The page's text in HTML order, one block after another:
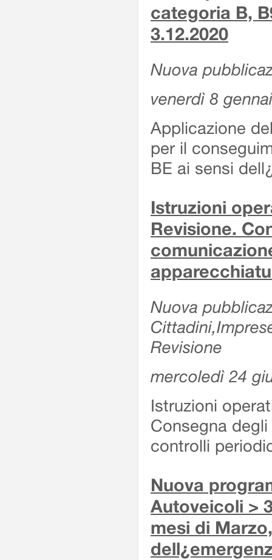
categoria B,
3.12.2020
Nuova
venerdì 8
Applicazione
per il
BE ai sensi
Istruzioni
Revisione.
Nuova
Revisione
mercoledì 24
Istruzioni
Consegna
controlli
Nuova
Autoveicoli >
mesi di